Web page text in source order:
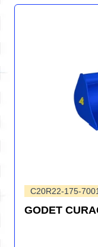
C20R22-175-
GODET